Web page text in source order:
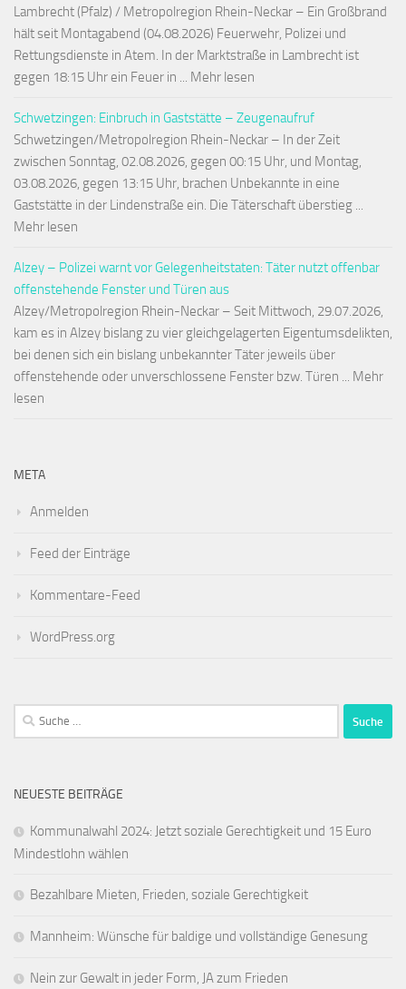
Lambrecht (Pfalz) / Metropolregion Rhein-Neckar – Ein Großbrand
hält seit Montagabend (04.08.2026) Feuerwehr, Polizei und
Rettungsdienste in Atem. In der Marktstraße in Lambrecht ist
gegen 18:15 Uhr ein Feuer in ... Mehr lesen
Schwetzingen: Einbruch in Gaststätte – Zeugenaufruf
Schwetzingen/Metropolregion Rhein-Neckar – In der Zeit
zwischen Sonntag, 02.08.2026, gegen 00:15 Uhr, und Montag,
03.08.2026, gegen 13:15 Uhr, brachen Unbekannte in eine
Gaststätte in der Lindenstraße ein. Die Täterschaft überstieg ...
Mehr lesen
Alzey – Polizei warnt vor Gelegenheitstaten: Täter nutzt offenbar
offenstehende Fenster und Türen aus
Alzey/Metropolregion Rhein-Neckar – Seit Mittwoch, 29.07.2026,
kam es in Alzey bislang zu vier gleichgelagerten Eigentumsdelikten,
bei denen sich ein bislang unbekannter Täter jeweils über
offenstehende oder unverschlossene Fenster bzw. Türen ... Mehr
lesen
META
Anmelden
Feed der Einträge
Kommentare-Feed
WordPress.org
Suche
nach:
NEUESTE BEITRÄGE
Kommunalwahl 2024: Jetzt soziale Gerechtigkeit und 15 Euro
Mindestlohn wählen
Bezahlbare Mieten, Frieden, soziale Gerechtigkeit
Mannheim: Wünsche für baldige und vollständige Genesung
Nein zur Gewalt in jeder Form, JA zum Frieden